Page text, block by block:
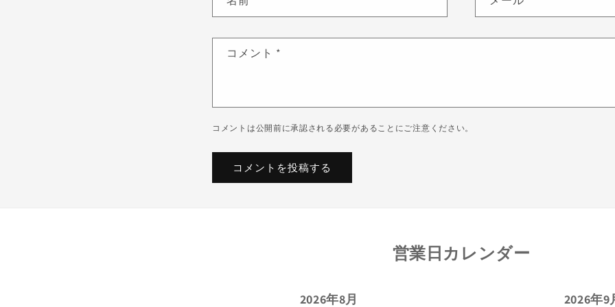
コメント *
コメントは公開前に承認される必要があることにご注意ください。
営業日カレンダー
2026年8月 2026年9